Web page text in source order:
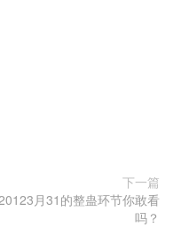
下一篇
月31的整蛊环节你敢看
吗？